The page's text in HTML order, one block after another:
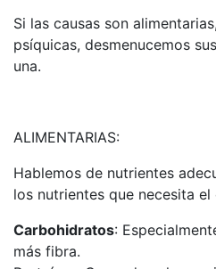
Si las causas son
psíquicas, desmenucemos
una.
ALIMENTARIAS:
Hablemos de nutrientes
los nutrientes que necesita el
Carbohidratos:
más fibra.